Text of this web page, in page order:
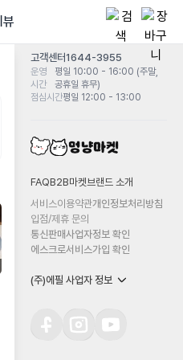
뷰
고객센터1644-3955
운영
시간
평일 10:00 - 16:00 (주말,
공휴일 휴무)
점심시간평일 12:00 - 13:00
FAQB2B마켓 브랜드 소개
서비스이용약관개인정보처리방침
입점/제휴 문의
통신판매사업자정보 확인
에스크로서비스가입 확인
(주)에필 사업자 정보